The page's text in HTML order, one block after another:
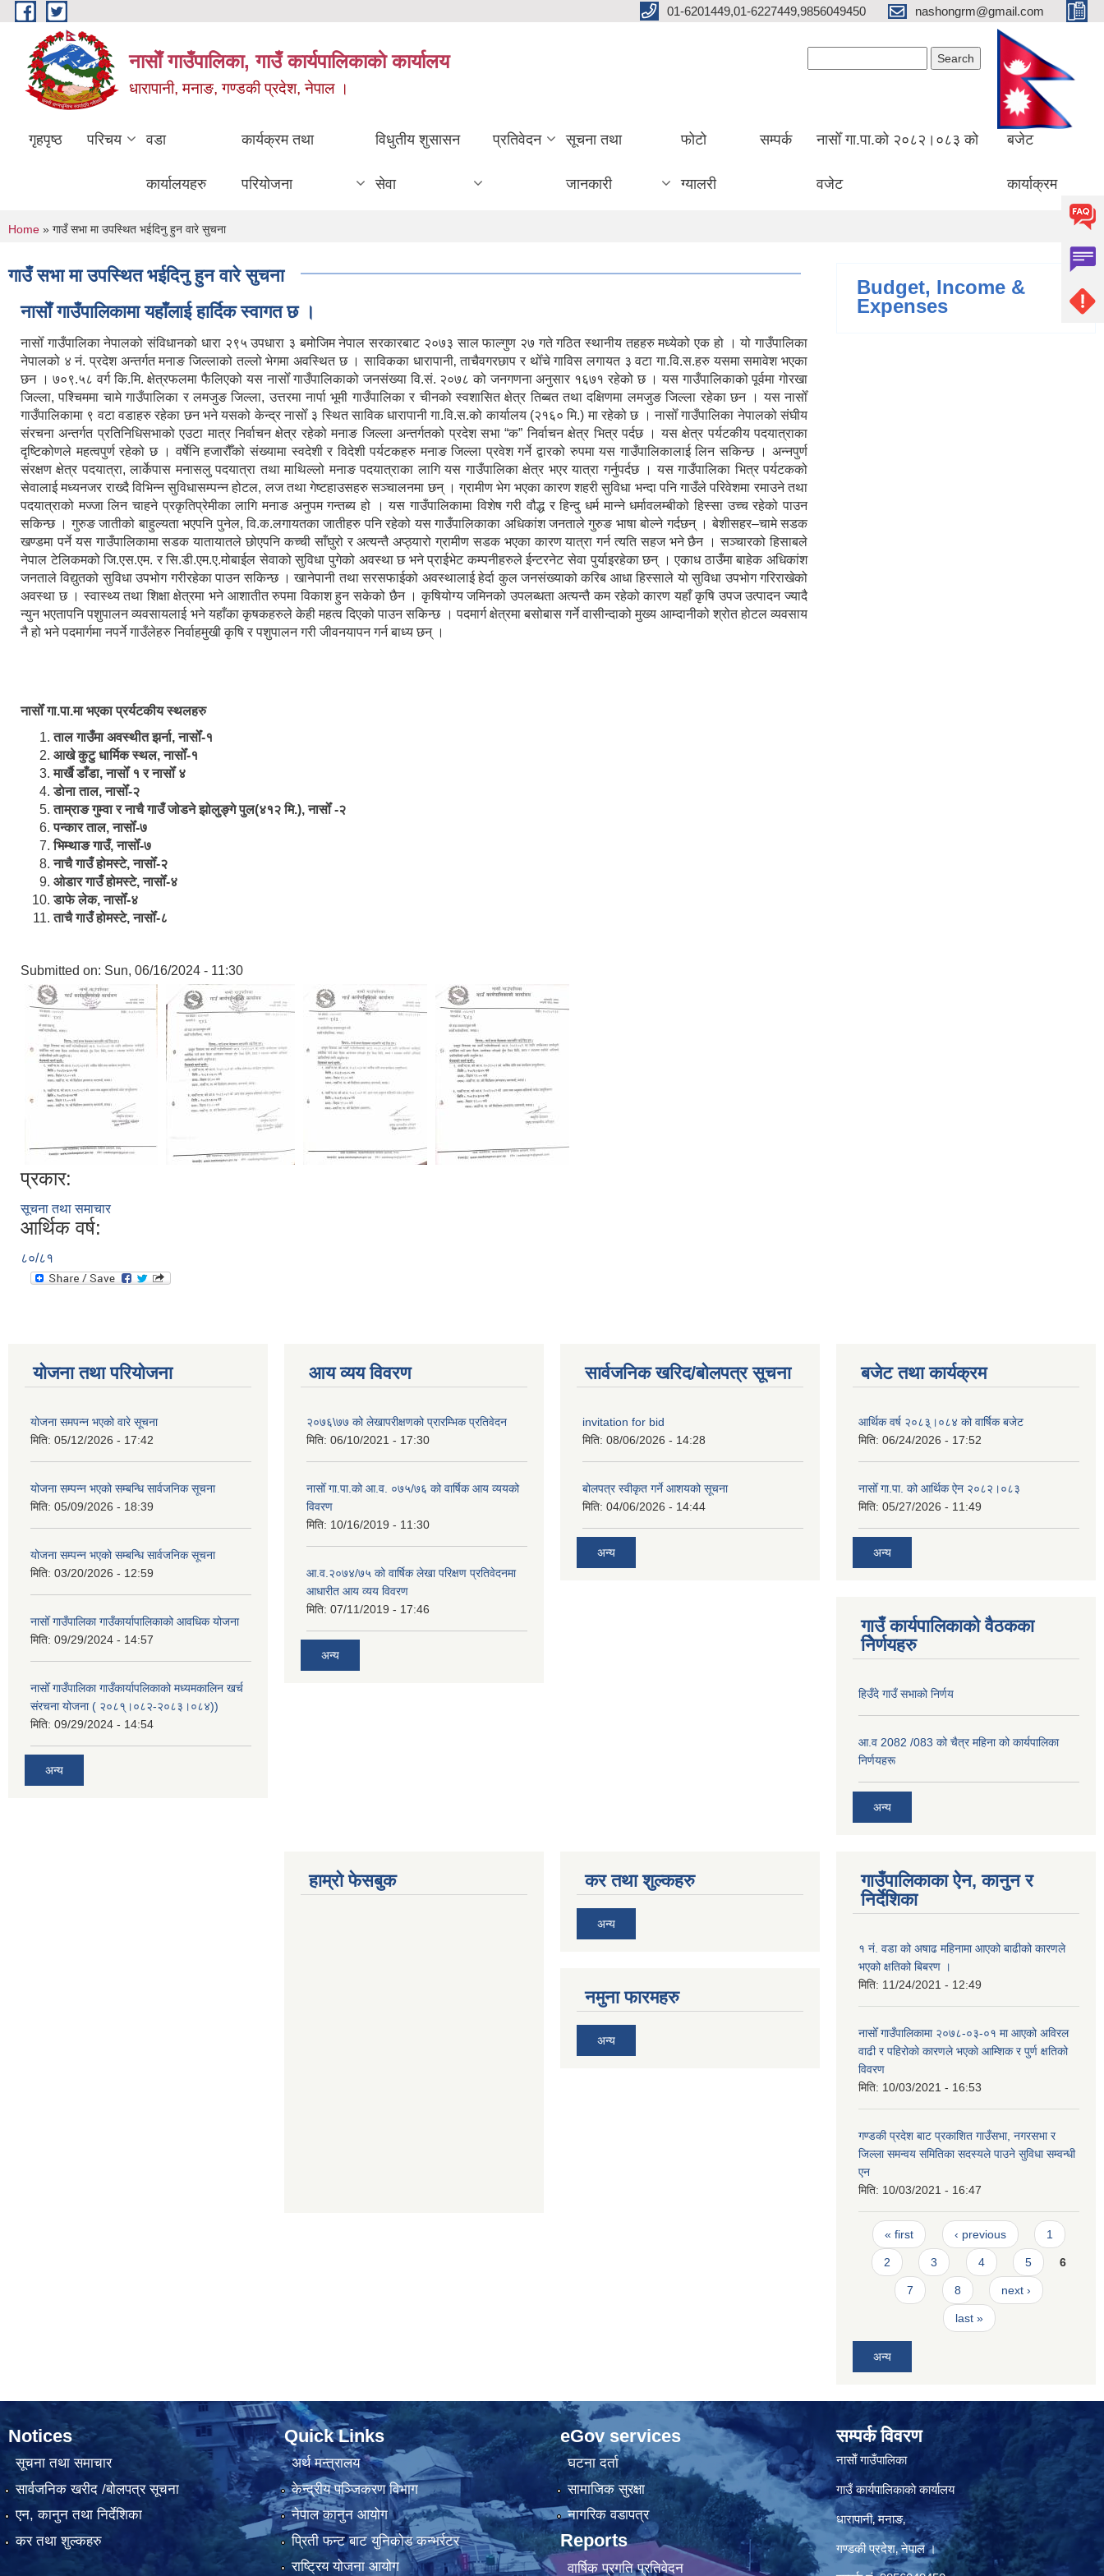
Skip to main content 01-6201449,01-6227449,9856049450 nashongrm@gmail.com
नासाेँ गाउँपालिका, गाउँ कार्यपालिकाकाे कार्यालय
धारापानी, मनाङ, गण्डकी प्रदेश, नेपाल ।
गृहपृष्ठ परिचय वडा
कार्यालयहरु
कार्यक्रम तथा
परियोजना
विधुतीय शुसासन
सेवा
प्रतिवेदन सूचना तथा
जानकारी
फोटो
ग्यालरी
सम्पर्क नासोँ गा.पा.को २०८२।०८३ को
वजेट
बजेट
कार्याक्रम
You are here
Home » गाउँ सभा मा उपस्थित भईदिनु हुन वारे सुचना
गाउँ सभा मा उपस्थित भईदिनु हुन वारे सुचना
नासाेँ गाउँपालिकामा यहाँलाई हार्दिक स्वागत छ ।
नासोँ गाउँपालिका नेपालको संविधानको धारा २९५ उपधारा ३ बमोजिम नेपाल सरकारबाट २०७३ साल फाल्गुण २७ गते गठित स्थानीय तहहरु मध्येको एक हो । यो गाउँपालिका
नेपालको ४ नं. प्रदेश अन्तर्गत मनाङ जिल्लाको तल्लो भेगमा अवस्थित छ । साविकका धारापानी‚ ताचैवगरछाप र थोँचे गाविस लगायत ३ वटा गा.वि.स.हरु यसमा समावेश भएका
छन । ७०९.५८ वर्ग कि.मि. क्षेत्रफलमा फैलिएको यस नासोँ गाउँपालिकाको जनसंख्या वि.सं. २०७८ को जनगणना अनुसार १६७१ रहेको छ । यस गाउँपालिकाको पूर्वमा गोरखा
जिल्ला, पश्चिममा चामे गाउँपालिका र लमजुङ जिल्ला, उत्तरमा नार्पा भूमी गाउँपालिका र चीनको स्वशासित क्षेत्र तिब्बत तथा दक्षिणमा लमजुङ जिल्ला रहेका छन । यस नासोँ
गाउँपालिकामा ९ वटा वडाहरु रहेका छन भने यसको केन्द्र नासोँ ३ स्थित साविक धारापानी गा.वि.स.को कार्यालय (२१६० मि.) मा रहेको छ । नासोँ गाउँपालिका नेपालको संघीय
संरचना अन्तर्गत प्रतिनिधिसभाको एउटा मात्र निर्वाचन क्षेत्र रहेको मनाङ जिल्ला अन्तर्गतको प्रदेश सभा “क” निर्वाचन क्षेत्र भित्र पर्दछ । यस क्षेत्र पर्यटकीय पदयात्राका
दृष्टिकोणले महत्वपुर्ण रहेको छ । वर्षेनि हजारौँको संख्यामा स्वदेशी र विदेशी पर्यटकहरु मनाङ जिल्ला प्रवेश गर्ने द्वारको रुपमा यस गाउँपालिकालाई लिन सकिन्छ । अन्नपुर्ण
संरक्षण क्षेत्र पदयात्रा, लार्केपास मनासलु पदयात्रा तथा माथिल्लो मनाङ पदयात्राका लागि यस गाउँपालिका क्षेत्र भएर यात्रा गर्नुपर्दछ । यस गाउँपालिका भित्र पर्यटकको
सेवालाई मध्यनजर राख्दै विभिन्न सुविधासम्पन्न होटल, लज तथा गेष्टहाउसहरु सञ्चालनमा छन् । ग्रामीण भेग भएका कारण शहरी सुविधा भन्दा पनि गाउँले परिवेशमा रमाउने तथा
पदयात्राको मज्जा लिन चाहने प्रकृतिप्रेमीका लागि मनाङ अनुपम गन्तब्य हो । यस गाउँपालिकामा विशेष गरी वौद्ध र हिन्दु धर्म मान्ने धर्मावलम्बीको हिस्सा उच्च रहेको पाउन
सकिन्छ । गुरुङ जातीको बाहुल्यता भएपनि पुनेल, वि.क.लगायतका जातीहरु पनि रहेको यस गाउँपालिकाका अधिकांश जनताले गुरुङ भाषा बोल्ने गर्दछन् । बेशीसहर–चामे सडक
खण्डमा पर्ने यस गाउँपालिकामा सडक यातायातले छोएपनि कच्ची साँघुरो र अत्यन्तै अप्ठ्यारो ग्रामीण सडक भएका कारण यात्रा गर्न त्यति सहज भने छैन । सञ्चारको हिसाबले
नेपाल टेलिकमको जि.एस.एम. र सि.डी.एम.ए.मोबाईल सेवाको सुविधा पुगेको अवस्था छ भने प्राईभेट कम्पनीहरुले ईन्टरनेट सेवा पुर्याइरहेका छन् । एकाध ठाउँमा बाहेक अधिकांश
जनताले विद्युतको सुविधा उपभोग गरीरहेका पाउन सकिन्छ । खानेपानी तथा सरसफाईको अवस्थालाई हेर्दा कुल जनसंख्याको करिब आधा हिस्साले यो सुविधा उपभोग गरिराखेको
अवस्था छ । स्वास्थ्य तथा शिक्षा क्षेत्रमा भने आशातीत रुपमा विकाश हुन सकेको छैन । कृषियोग्य जमिनको उपलब्धता अत्यन्तै कम रहेको कारण यहाँ कृषि उपज उत्पादन ज्यादै
न्युन भएतापनि पशुपालन व्यवसायलाई भने यहाँका कृषकहरुले केही महत्व दिएको पाउन सकिन्छ । पदमार्ग क्षेत्रमा बसोबास गर्ने वासीन्दाको मुख्य आम्दानीको श्रोत होटल व्यवसाय
नै हो भने पदमार्गमा नपर्ने गाउँलेहरु निर्वाहमुखी कृषि र पशुपालन गरी जीवनयापन गर्न बाध्य छन् ।
नासोँ गा.पा.मा भएका प्रर्यटकीय स्थलहरु
ताल गाउँमा अवस्थीत झर्ना, नासोँ-१
आखे कुटु धार्मिक स्थल, नासोँ-१
मार्खै डाँडा, नासोँ १ र नासोँ ४
डाेना ताल, नासोँ-२
ताम्राङ गुम्वा र नाचै गाउँ जोडने झोलुङ्गे पुल(४१२ मि.), नासोँ -२
पन्कार ताल, नासोँ-७
भिम्थाङ गाउँ, नासोँ-७
नाचै गाउँ होमस्टे, नासोँ-२
ओ‍‍‌डार गाउँ होमस्टे, नासोँ-४
डाफे लेक, नासोँ-४
ताचै गाउँ होमस्टे, नासोँ-८
Submitted on: Sun, 06/16/2024 - 11:30
प्रकार:
सूचना तथा समाचार
आर्थिक वर्ष:
८०/८१
Budget, Income &
Expenses
योजना तथा परियोजना
योजना समपन्न भएको वारे सूचना
मिति: 05/12/2026 - 17:42
योजना सम्पन्न भएको सम्बन्धि सार्वजनिक सूचना
मिति: 05/09/2026 - 18:39
योजना सम्पन्न भएको सम्बन्धि सार्वजनिक सूचना
मिति: 03/20/2026 - 12:59
नासोँ गाउँपालिका गाउँकार्यापालिकाको आवधिक योजना
मिति: 09/29/2024 - 14:57
नासोँ गाउँपालिका गाउँकार्यापलिकाको मध्यमकालिन खर्च
संरचना योजना ( २०८१्।०८२-२०८३।०८४))
मिति: 09/29/2024 - 14:54
अन्य
आय व्यय विवरण
२०७६\७७ को लेखापरीक्षणको प्रारम्भिक प्रतिवेदन
मिति: 06/10/2021 - 17:30
नासोँ गा.पा.को आ.व. ०७५/७६ को वार्षिक आय व्ययको
विवरण
मिति: 10/16/2019 - 11:30
आ.व.२०७४/७५ को वार्षिक लेखा परिक्षण प्रतिवेदनमा
आधारीत आय व्यय विवरण
मिति: 07/11/2019 - 17:46
अन्य
सार्वजनिक खरिद/बोलपत्र सूचना
invitation for bid
मिति: 08/06/2026 - 14:28
बोलपत्र स्वीकृत गर्ने आशयको सूचना
मिति: 04/06/2026 - 14:44
अन्य
बजेट तथा कार्यक्रम
आर्थिक वर्ष २०८३्।०८४ को वार्षिक बजेट
मिति: 06/24/2026 - 17:52
नासोँ गा.पा. को आर्थिक ऐन २०८२।०८३
मिति: 05/27/2026 - 11:49
अन्य
गाउँ कार्यपालिकाको वैठकका
निेर्णयहरु
हिउँदे गाउँ सभाको निर्णय
आ.व 2082 /083 को चैत्र महिना को कार्यपालिका
निर्णयहरू
अन्य
हाम्रो फेसबुक कर तथा शुल्कहरु
अन्य
नमुना फारमहरु
अन्य
गाउँपालिकाका ऐन, कानुन र
निर्देशिका
१ नं. वडा को अषाढ महिनामा आएको बाढीको कारणले
भएको क्षतिको बिबरण ।
मिति: 11/24/2021 - 12:49
नासोँ गाउँपालिकामा २०७८-०३-०१ मा आएको अविरल
वाढी र पहिरोकाे कारणले भएकाे आम्शिक र पुर्ण क्षतिको
विवरण
मिति: 10/03/2021 - 16:53
गण्डकी प्रदेश बाट प्रकाशित गाउँसभा, नगरसभा र
जिल्ला समन्वय समितिका सदस्यले पाउने सुविधा सम्वन्धी
एन
मिति: 10/03/2021 - 16:47
Pages
« first ‹ previous 1
2 3 4 5 6
7 8 next ›
last »
अन्य
Notices
सूचना तथा समाचार
सार्वजनिक खरीद /बोलपत्र सूचना
एन, कानुन तथा निर्देशिका
कर तथा शुल्कहरु
Quick Links
अर्थ मन्त्रालय
केन्द्रीय पञ्जिकरण विभाग
नेपाल कानुन आयोग
प्रिती फन्ट बाट युनिकोड कन्भर्रटर
राष्ट्रिय योजना आयोग
eGov services
घटना दर्ता
सामाजिक सुरक्षा
नागरिक वडापत्र
Reports
वार्षिक प्रगति प्रतिवेदन
सम्पर्क विवरण
नासाेँ गाउँपालिका
गाउँ कार्यपालिकाकाे कार्यालय
धारापानी‚ मनाङ‚
गण्डकी प्रदेश‚ नेपाल ।